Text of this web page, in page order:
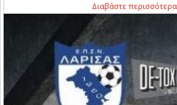
Διαβάστε περισσότερα